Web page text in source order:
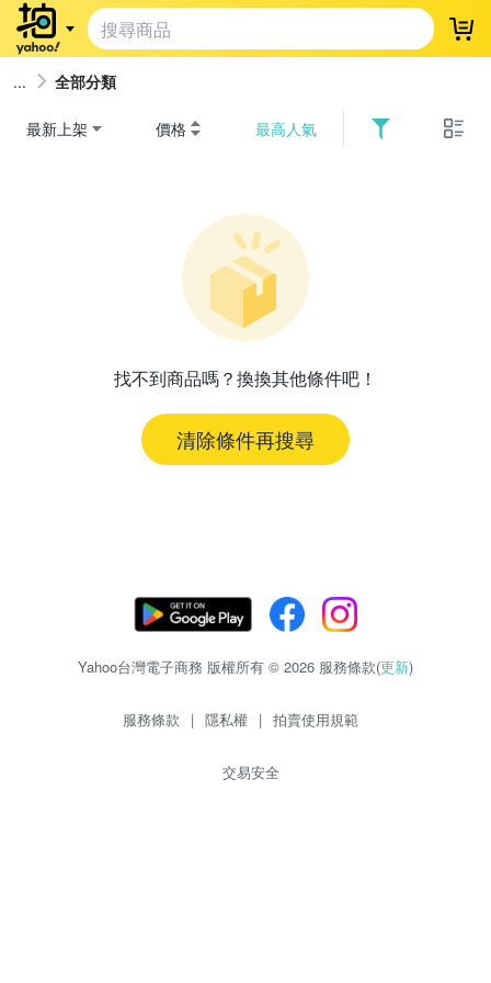
登
全部分類
最新上架 價格 最高人氣
找不到商品嗎？換換其他條件吧！
清除條件再搜尋
Yahoo台灣電子商務 版權所有 © 2026 服務條款(更新)
服務條款 | 隱私權 | 拍賣使用規範
交易安全